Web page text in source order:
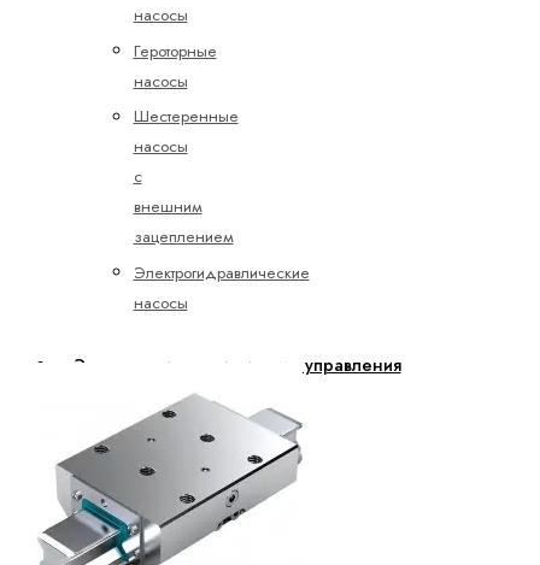
насосы
Героторные
насосы
Шестеренные
насосы
с
внешним
зацеплением
Электрогидравлические
насосы
Электроприводы и системы управления
АВТОМАТИЗАЦИЯ
ctrlX
CORE
ctrlX